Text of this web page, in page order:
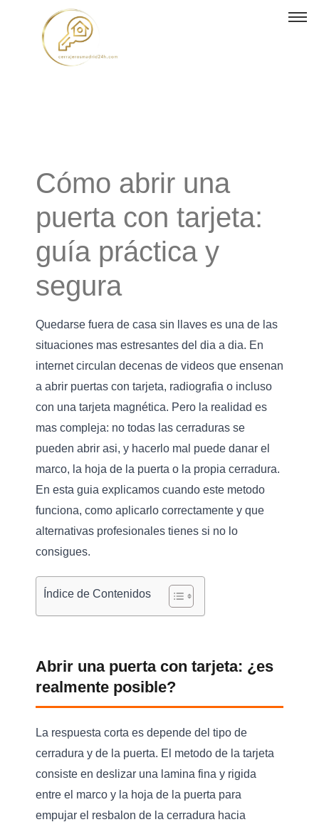
Cómo abrir una
puerta con tarjeta:
guía práctica y
segura
Quedarse fuera de casa sin llaves es una de las
situaciones mas estresantes del dia a dia. En
internet circulan decenas de videos que ensenan
a abrir puertas con tarjeta, radiografia o incluso
con una tarjeta magnética. Pero la realidad es
mas compleja: no todas las cerraduras se
pueden abrir asi, y hacerlo mal puede danar el
marco, la hoja de la puerta o la propia cerradura.
En esta guia explicamos cuando este metodo
funciona, como aplicarlo correctamente y que
alternativas profesionales tienes si no lo
consigues.
Índice de Contenidos
Abrir una puerta con tarjeta: ¿es
realmente posible?
La respuesta corta es depende del tipo de
cerradura y de la puerta. El metodo de la tarjeta
consiste en deslizar una lamina fina y rigida
entre el marco y la hoja de la puerta para
empujar el resbalon de la cerradura hacia